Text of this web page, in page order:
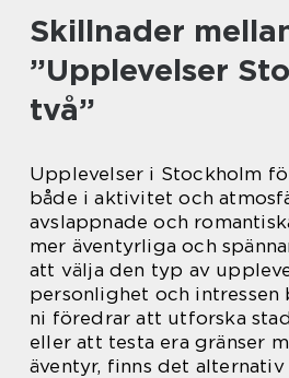
Skillnader
”Upplevelser
två”
Upplevelser i Stockholm
både i aktivitet och
avslappnade och
mer äventyrliga och
att välja den typ av
personlighet och intressen
ni föredrar att utforska
eller att testa era gränser
äventyr, finns det alternativ